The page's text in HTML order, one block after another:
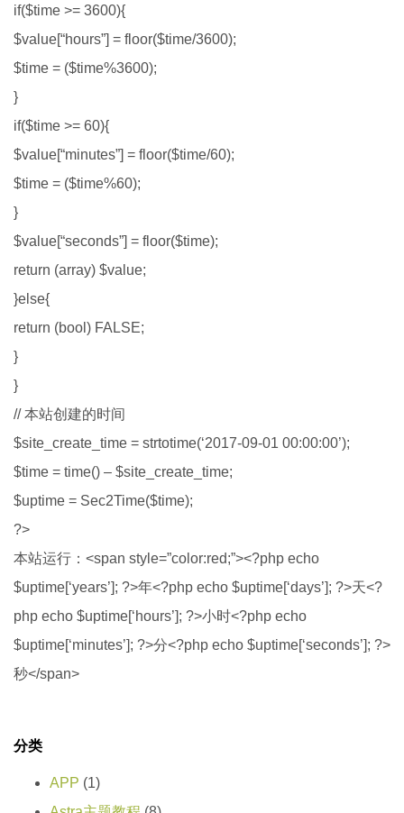
if($time >= 3600){
$value[“hours”] = floor($time/3600);
$time = ($time%3600);
}
if($time >= 60){
$value[“minutes”] = floor($time/60);
$time = ($time%60);
}
$value[“seconds”] = floor($time);
return (array) $value;
}else{
return (bool) FALSE;
}
}
// 本站创建的时间
$site_create_time = strtotime(‘2017-09-01 00:00:00’);
$time = time() – $site_create_time;
$uptime = Sec2Time($time);
?>
本站运行：<span style=”color:red;”><?php echo
$uptime[‘years’]; ?>年<?php echo $uptime[‘days’]; ?>天<?
php echo $uptime[‘hours’]; ?>小时<?php echo
$uptime[‘minutes’]; ?>分<?php echo $uptime[‘seconds’]; ?>
秒</span>
分类
APP (1)